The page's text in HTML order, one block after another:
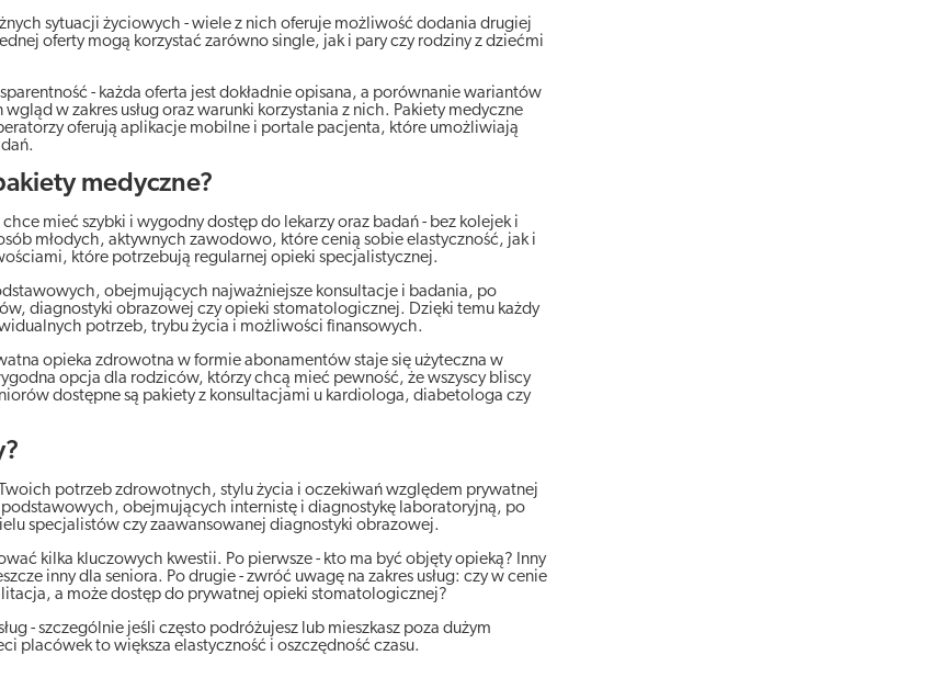
sytuacji życiowych - wiele z nich oferuje możliwość dodania drugiej
oferty mogą korzystać zarówno single, jak i pary czy rodziny z dziećmi
- każda oferta jest dokładnie opisana, a porównanie wariantów
w zakres usług oraz warunki korzystania z nich. Pakiety medyczne
oferują aplikacje mobilne i portale pacjenta, które umożliwiają
medyczne?
mieć szybki i wygodny dostęp do lekarzy oraz badań - bez kolejek i
młodych, aktywnych zawodowo, które cenią sobie elastyczność, jak i
które potrzebują regularnej opieki specjalistycznej.
obejmujących najważniejsze konsultacje i badania, po
diagnostyki obrazowej czy opieki stomatologicznej. Dzięki temu każdy
potrzeb, trybu życia i możliwości finansowych.
opieka zdrowotna w formie abonamentów staje się użyteczna w
opcja dla rodziców, którzy chcą mieć pewność, że wszyscy bliscy
dostępne są pakiety z konsultacjami u kardiologa, diabetologa czy
potrzeb zdrowotnych, stylu życia i oczekiwań względem prywatnej
obejmujących internistę i diagnostykę laboratoryjną, po
specjalistów czy zaawansowanej diagnostyki obrazowej.
kilka kluczowych kwestii. Po pierwsze - kto ma być objęty opieką? Inny
inny dla seniora. Po drugie - zwróć uwagę na zakres usług: czy w cenie
a może dostęp do prywatnej opieki stomatologicznej?
- szczególnie jeśli często podróżujesz lub mieszkasz poza dużym
placówek to większa elastyczność i oszczędność czasu.